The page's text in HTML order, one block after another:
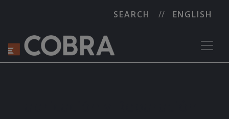
SEARCH ENGLISH